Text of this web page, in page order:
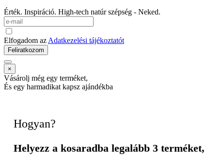
Érték. Inspiráció. High-tech natúr szépség - Neked.
Elfogadom az Adatkezelési tájékoztatót
Feliratkozom
×
Vásárolj még egy terméket,
És egy harmadikat kapsz ajándékba
Hogyan?
Helyezz a kosaradba legalább 3